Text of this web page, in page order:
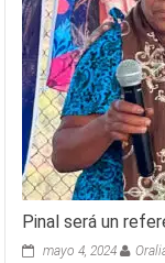
Pinal será un
mayo 4, 2024